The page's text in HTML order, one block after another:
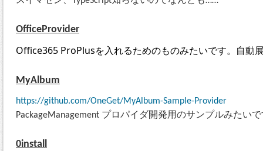
OfficeProvider
Office365 ProPlusを入れるためのものみたいです。自動
MyAlbum
https://github.com/OneGet/MyAlbum-Sample-Provider
PackageManagement プロパイダ開発用のサンプルみたい
0install